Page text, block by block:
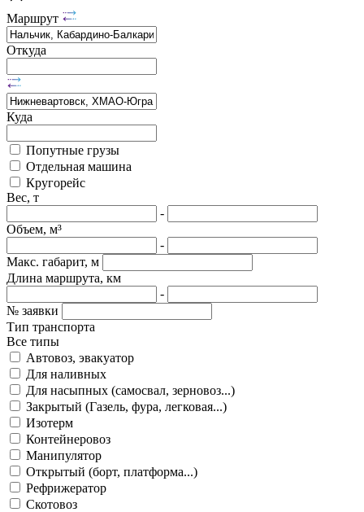
Маршрут
Откуда
Куда
Попутные грузы
Отдельная машина
Кругорейс
Вес, т
-
Объем, м³
-
Макс. габарит, м
Длина маршрута, км
-
№ заявки
Тип транспорта
Все типы
Автовоз, эвакуатор
Для наливных
Для насыпных (самосвал, зерновоз...)
Закрытый (Газель, фура, легковая...)
Изотерм
Контейнеровоз
Манипулятор
Открытый (борт, платформа...)
Рефрижератор
Скотовоз